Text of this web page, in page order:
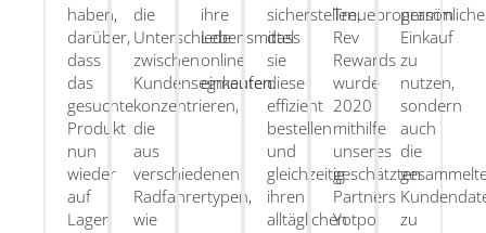
haben,
darüber,
dass
das
gesuchte
Produkt
nun
wieder
auf
Lager
die
Unterschiede
zwischen
Kundensegmenten
konzentrieren,
die
aus
verschiedenen
Radfahrertypen,
wie
ihre
Lebensmittel
online
einkaufen.
sicherstellen,
dass
sie
diese
effizient
bestellen
und
gleichzeitig
ihren
alltäglichen
Treueprogramm
Rev
Rewards
wurde
2020
mithilfe
unseres
geschätzten
Partners
Yotpo
Einkauf
zu
nutzen,
sondern
auch
die
zu